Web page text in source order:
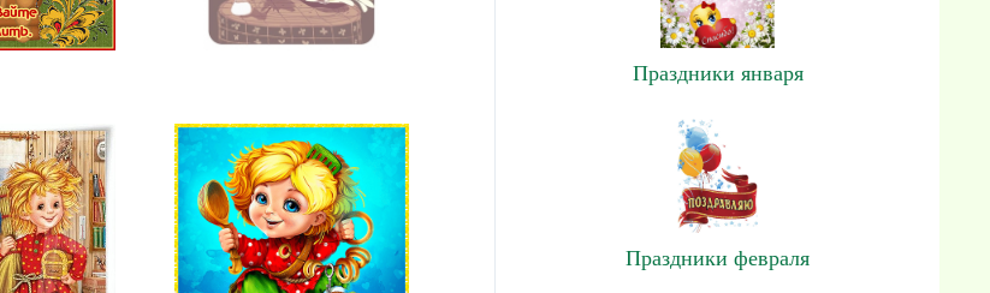
Праздники января
Праздники февраля